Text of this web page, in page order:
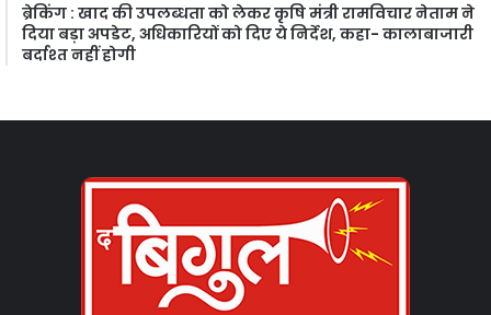
ब्रेकिंग : खाद की उपलब्धता को लेकर कृषि मंत्री रामविचार नेताम ने
दिया बड़ा अपडेट, अधिकारियों को दिए ये निर्देश, कहा- कालाबाजारी
बर्दाश्त नहीं होगी